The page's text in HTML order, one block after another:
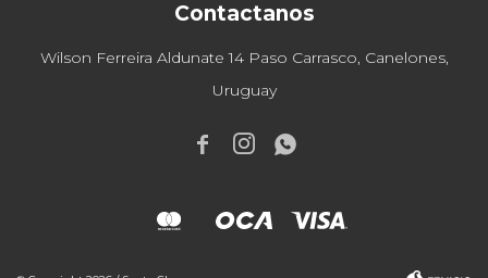
Contactanos
Wilson Ferreira Aldunate 14 Paso Carrasco, Canelones,
Uruguay
  